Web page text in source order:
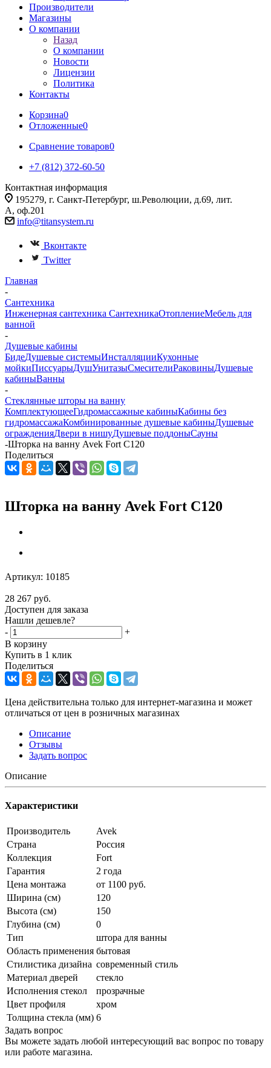
Производители
Магазины
О компании
Назад
О компании
Новости
Лицензии
Политика
Контакты
Корзина0
Отложенные0
Сравнение товаров0
+7 (812) 372-60-50
Контактная информация
195279, г. Санкт-Петербург, ш.Революции, д.69, лит.
А, оф.201
info@titansystem.ru
Вконтакте
Twitter
Главная
-
Сантехника
Инженерная сантехника СантехникаОтоплениеМебель для
ванной
-
Душевые кабины
БидеДушевые системыИнсталляцииКухонные
мойкиПиссуарыДушУнитазыСмесителиРаковиныДушевые
кабиныВанны
-
Стеклянные шторы на ванну
КомплектующееГидромассажные кабиныКабины без
гидромассажаКомбинированные душевые кабиныДушевые
огражденияДвери в нишуДушевые поддоныСауны
-Шторка на ванну Avek Fort C120
Поделиться
Шторка на ванну Avek Fort C120
Артикул: 10185
28 267 руб.
Доступен для заказа
Нашли дешевле?
-
+
В корзину
Купить в 1 клик
Поделиться
Цена действительна только для интернет-магазина и может
отличаться от цен в розничных магазинах
Описание
Отзывы
Задать вопрос
Описание
Характеристики
Производитель
Avek
Страна
Россия
Коллекция
Fort
Гарантия
2 года
Цена монтажа
от 1100 руб.
Ширина (см)
120
Высота (см)
150
Глубина (см)
0
Тип
штора для ванны
Область применения бытовая
Стилистика дизайна современный стиль
Материал дверей
стекло
Исполнения стекол
прозрачные
Цвет профиля
хром
Толщина стекла (мм) 6
Задать вопрос
Вы можете задать любой интересующий вас вопрос по товару
или работе магазина.